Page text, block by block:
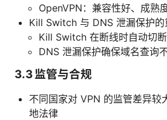
OpenVPN：兼容性好、成熟
Kill Switch 与 DNS 泄漏保护的
Kill Switch 在断线时自动切
DNS 泄漏保护确保域名查询
3.3 监管与合规
不同国家对 VPN 的监管差异较
地法律